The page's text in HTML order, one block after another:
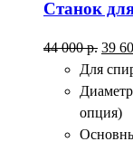
Станок
44 000р. 39
Для
опция)